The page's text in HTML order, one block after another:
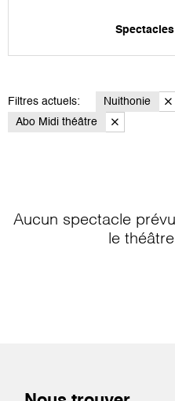
Filtres actuels: Nuithonie
Abo Midi théâtre
Aucun spectacle
le théâtre